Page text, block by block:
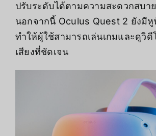
ปรับระดับได้ตามความสะดวกสบา
นอกจากนี้ Oculus Quest 2 ยังมีหู
ทำให้ผู้ใช้สามารถเล่นเกมและดูวิดี
เสียงที่ชัดเจน